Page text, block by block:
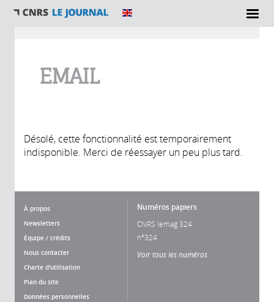
EMAIL
Désolé, cette fonctionnalité est temporairement
indisponible. Merci de réessayer un peu plus tard.
À propos
Newsletters
Équipe / crédits
Nous contacter
Charte d'utilisation
Plan du site
Données personnelles
Numéros papiers
CNRS lemag 324
n°324
Voir tous les numéros